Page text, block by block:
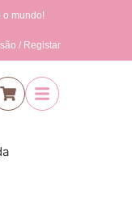
o mundo!
/ Registar